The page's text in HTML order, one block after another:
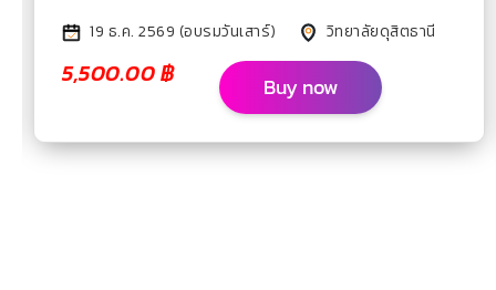
19 ธ.ค. 2569 (อบรมวันเสาร์) วิทยาลัยดุสิตธานี
5,500.00฿ Buy now